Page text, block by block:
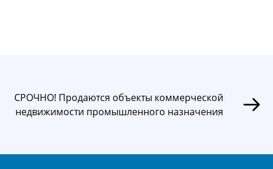
СРОЧНО! Продаются объекты коммерческой
недвижимости промышленного назначения